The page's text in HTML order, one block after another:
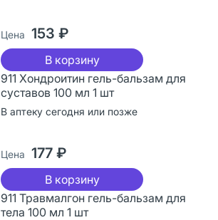
Цена 153 ₽
В корзину
911 Хондроитин гель-бальзам для
суставов 100 мл 1 шт
В аптеку сегодня или позже
Цена 177 ₽
В корзину
911 Травмалгон гель-бальзам для
тела 100 мл 1 шт